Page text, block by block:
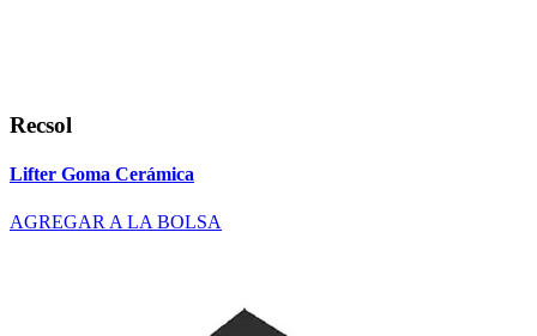
Recsol
Lifter Goma Cerámica
AGREGAR A LA BOLSA